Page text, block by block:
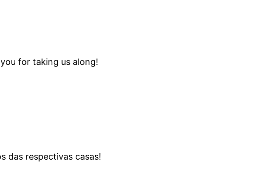
for taking us along!
das respectivas casas!